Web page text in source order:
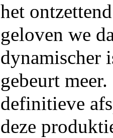
het
geloven we
dynamischer
gebeurt
definitieve
deze